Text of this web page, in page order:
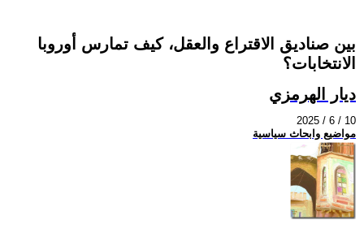
بين صناديق الاقتراع والعقل، كيف تمارس أوروبا
الانتخابات؟
ديار الهرمزي
2025 / 6 / 10
مواضيع وابحاث سياسية